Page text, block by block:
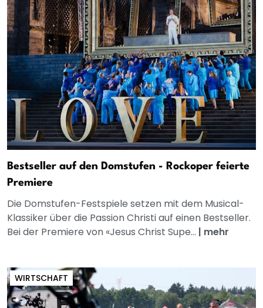
Bestseller auf den Domstufen - Rockoper feierte
Premiere
Die Domstufen-Festspiele setzen mit dem Musical-
Klassiker über die Passion Christi auf einen Bestseller.
Bei der Premiere von «Jesus Christ Supe... | mehr
WIRTSCHAFT